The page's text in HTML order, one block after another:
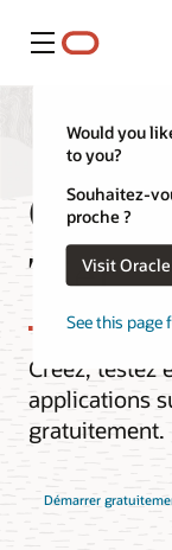
Menu
Would you
to you?
Souhaitez-
proche ?
Visit
See this
Tier
Créez, testez
applications
gratuitement.
Démarrer